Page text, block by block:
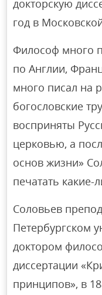
докторскую
год в
Философ много
по Англии,
много писал на
богословские
восприняты
церковью, а
основ жизни»
печатать
Соловьев
Петербургском
доктором
диссертации
принципов», в